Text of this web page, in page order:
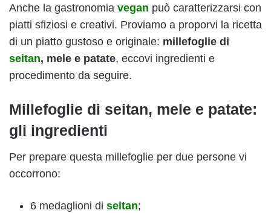
Anche la gastronomia vegan può caratterizzarsi con
piatti sfiziosi e creativi. Proviamo a proporvi la ricetta
di un piatto gustoso e originale: millefoglie di
seitan, mele e patate, eccovi ingredienti e
procedimento da seguire.
Millefoglie di seitan, mele e patate:
gli ingredienti
Per prepare questa millefoglie per due persone vi
occorrono:
6 medaglioni di seitan;